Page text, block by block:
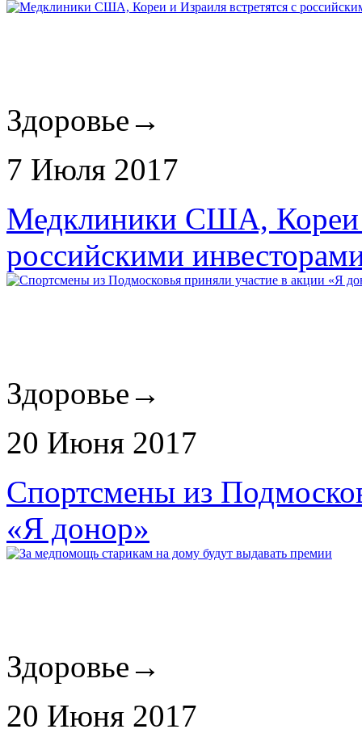
Здоровье →
7 Июля 2017
Медклиники США, Кореи
российскими
Здоровье →
20 Июня 2017
Спортсмены из
«Я донор»
Здоровье →
20 Июня 2017